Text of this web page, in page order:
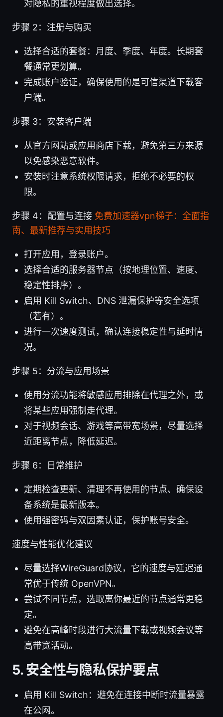
对隐私的重视程度做出选择。
步骤 2：注册与购买
选择合适的套餐：月度、季度、年度。长期套
餐通常更划算。
完成账户验证，确保使用的是可信渠道下载客
户端。
步骤 3：安装客户端
从官方网站或应用商店下载，避免第三方来源
以免感染恶意软件。
安装时注意系统权限请求，拒绝不必要的权
限。
步骤 4：配置与连接 免费加速器vpn梯子：全面指
南、最新推荐与实用技巧
打开应用，登录账户。
选择合适的服务器节点（按地理位置、速度、
稳定性排序）。
启用 Kill Switch、DNS 泄漏保护等安全选项
（若有）。
进行一次速度测试，确认连接稳定性与延时情
况。
步骤 5：分流与应用场景
使用分流功能将敏感应用排除在代理之外，或
将某些应用强制走代理。
对于视频会话、游戏等高带宽场景，尽量选择
近距离节点，降低延迟。
步骤 6：日常维护
定期检查更新、清理不再使用的节点、确保设
备系统是最新版本。
使用强密码与双因素认证，保护账号安全。
速度与性能优化建议
尽量选择WireGuard协议，它的速度与延迟通
常优于传统 OpenVPN。
尝试不同节点，选取离你最近的节点通常更稳
定。
避免在高峰时段进行大流量下载或视频会议等
高带宽活动。
5. 安全性与隐私保护要点
启用 Kill Switch：避免在连接中断时流量暴露
在公网。